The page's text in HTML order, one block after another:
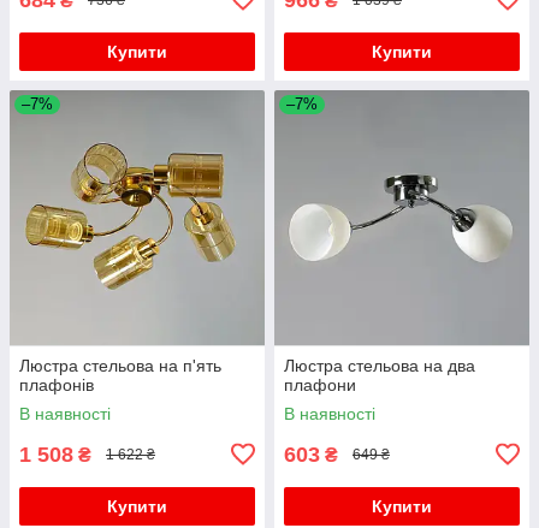
Купити Купити
–7%
Люстра стельова на п'ять
плафонів
В наявності
1 508 ₴ 1 622 ₴
Купити
–7%
Люстра стельова на два
плафони
В наявності
603 ₴ 649 ₴
Купити